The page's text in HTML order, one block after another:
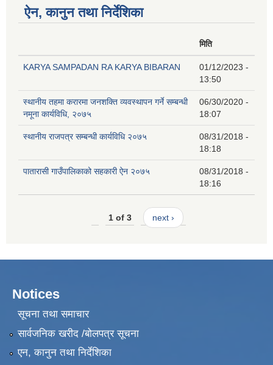
ऐन, कानुन तथा निर्देशिका
मिति
KARYA SAMPADAN RA KARYA BIBARAN
01/12/2023 -
13:50
स्थानीय तहमा करारमा जनशक्ति व्यवस्थापन गर्ने सम्बन्धी
नमूना कार्यविधि, २०७५
06/30/2020 -
18:07
स्थानीय राजपत्र सम्बन्धी कार्यविधि २०७५
08/31/2018 -
18:18
पातारासी गाउँपालिकाको सहकारी ऐन २०७५
08/31/2018 -
18:16
1 of 3 next ›
Notices
सूचना तथा समाचार
सार्वजनिक खरीद /बोलपत्र सूचना
एन, कानुन तथा निर्देशिका